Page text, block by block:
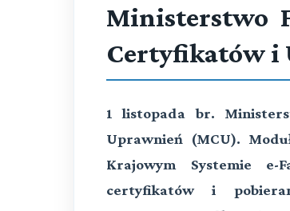
Ministerstwo
Certyfikatów i
1 listopada br.
Uprawnień (MCU).
Krajowym Systemie e-
certyfikatów i